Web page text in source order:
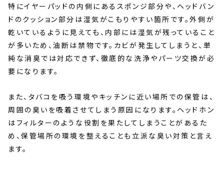
特にイヤーパッドの内側にあるスポンジ部分や、ヘッドバン
ドのクッション部分は湿気がこもりやすい箇所です。外側が
乾いているように見えても、内部には湿気が残っていること
が多いため、油断は禁物です。カビが発生してしまうと、単
純な消臭では対応できず、徹底的な洗浄やパーツ交換が必
要になります。
また、タバコを吸う環境やキッチンに近い場所での保管は、
周囲の臭いを吸着させてしまう原因になります。ヘッドホン
はフィルターのような役割を果たしてしまうことがあるた
め、保管場所の環境を整えることも立派な臭い対策と言え
ます。